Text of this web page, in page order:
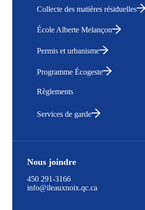
Collecte des matières résiduelles
École Alberte Melançon
Permis et urbanisme
Programme Écogeste
Règlements
Services de garde
Nous joindre
450 291-3166
info@ileauxnoix.qc.ca